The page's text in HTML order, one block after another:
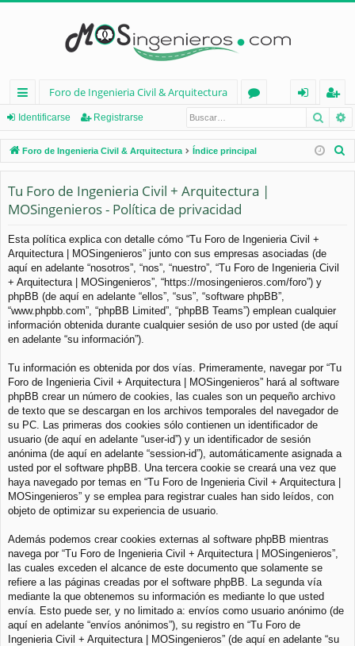
nl
ac
es
rá
pi
d
os
Foro de Ingenieria Civil & Arquitectura
os
nt
ifi
e
eg
ist
ra
Identificarse Registrarse
Foro de Ingenieria Civil & Arquitectura Índice principal
Tu Foro de Ingenieria Civil + Arquitectura |
MOSingenieros - Política de privacidad
Esta política explica con detalle cómo “Tu Foro de Ingenieria Civil +
Arquitectura | MOSingenieros” junto con sus empresas asociadas (de
aquí en adelante “nosotros”, “nos”, “nuestro”, “Tu Foro de Ingenieria Civil
+ Arquitectura | MOSingenieros”, “https://mosingenieros.com/foro”) y
phpBB (de aquí en adelante “ellos”, “sus”, “software phpBB”,
“www.phpbb.com”, “phpBB Limited”, “phpBB Teams”) emplean cualquier
información obtenida durante cualquier sesión de uso por usted (de aquí
en adelante “su información”).
Tu información es obtenida por dos vías. Primeramente, navegar por “Tu
Foro de Ingenieria Civil + Arquitectura | MOSingenieros” hará al software
phpBB crear un número de cookies, las cuales son un pequeño archivo
de texto que se descargan en los archivos temporales del navegador de
su PC. Las primeras dos cookies sólo contienen un identificador de
usuario (de aquí en adelante “user-id”) y un identificador de sesión
anónima (de aquí en adelante “session-id”), automáticamente asignada a
usted por el software phpBB. Una tercera cookie se creará una vez que
haya navegado por temas en “Tu Foro de Ingenieria Civil + Arquitectura |
MOSingenieros” y se emplea para registrar cuales han sido leídos, con
objeto de optimizar su experiencia de usuario.
Además podemos crear cookies externas al software phpBB mientras
navega por “Tu Foro de Ingenieria Civil + Arquitectura | MOSingenieros”,
las cuales exceden el alcance de este documento que solamente se
refiere a las páginas creadas por el software phpBB. La segunda vía
mediante la que obtenemos su información es mediante lo que usted
envía. Esto puede ser, y no limitado a: envíos como usuario anónimo (de
aquí en adelante “envíos anónimos”), su registro en “Tu Foro de
Ingenieria Civil + Arquitectura | MOSingenieros” (de aquí en adelante “su